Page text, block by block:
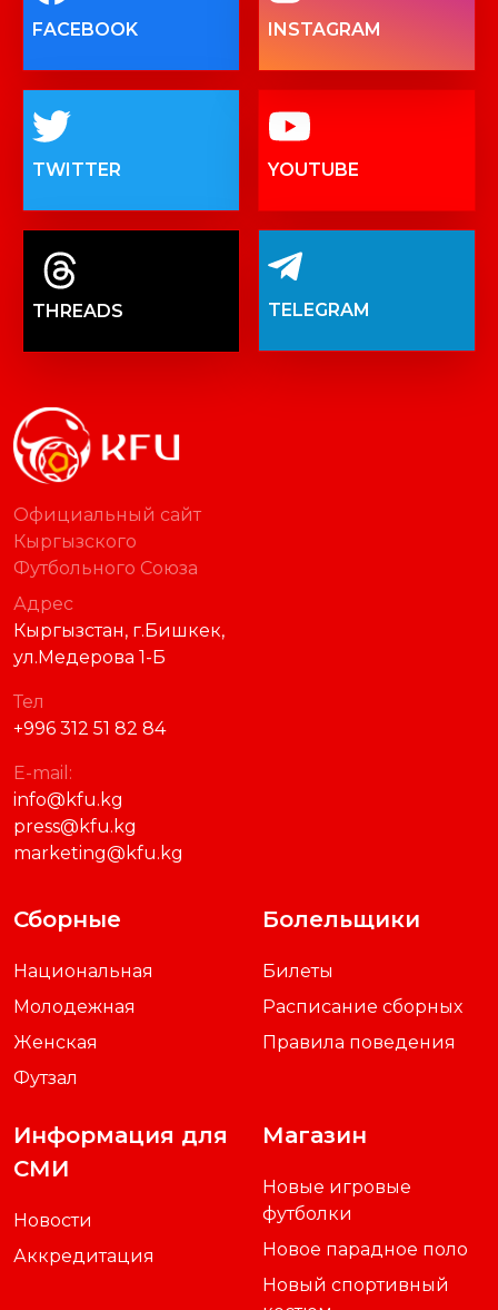
FACEBOOK INSTAGRAM
TWITTER YOUTUBE
THREADS TELEGRAM
Официальный сайт
Кыргызского
Футбольного Союза
Адрес
Кыргызстан, г.Бишкек,
ул.Медерова 1-Б
Тел
+996 312 51 82 84
E-mail:
info@kfu.kg
press@kfu.kg
marketing@kfu.kg
Сборные
Национальная
Молодежная
Женская
Футзал
Болельщики
Билеты
Расписание сборных
Правила поведения
Информация для
СМИ
Новости
Аккредитация
Магазин
Новые игровые
футболки
Новое парадное поло
Новый спортивный